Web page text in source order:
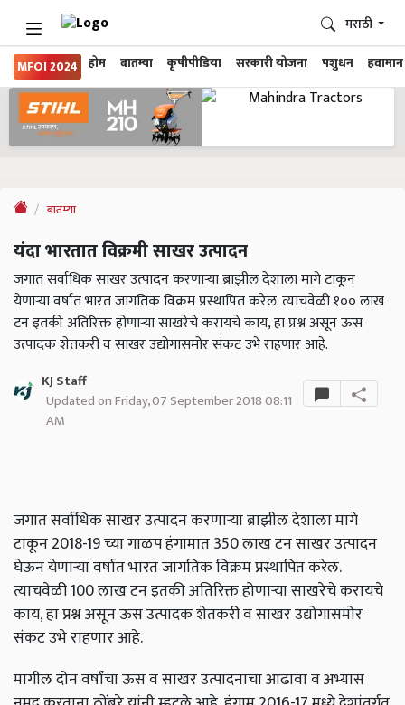
MFOI 2024 होम बातम्या कृषीपीडिया सरकारी योजना पशुधन हवामान
मराठी
बातम्या
यंदा भारतात विक्रमी साखर उत्पादन
जगात सर्वाधिक साखर उत्पादन करणाऱ्या ब्राझील देशाला मागे टाकून
येणाऱ्या वर्षात भारत जागतिक विक्रम प्रस्थापित करेल. त्याचवेळी १०० लाख
टन इतकी अतिरिक्त होणाऱ्या साखरेचे करायचे काय, हा प्रश्न असून ऊस
उत्पादक शेतकरी व साखर उद्योगासमोर संकट उभे राहणार आहे.
KJ Staff
Updated on Friday, 07 September 2018 08:11
AM
जगात सर्वाधिक साखर उत्पादन करणाऱ्या ब्राझील देशाला मागे
टाकून 2018-19 च्या गाळप हंगामात 350 लाख टन साखर उत्पादन
घेऊन येणाऱ्या वर्षात भारत जागतिक विक्रम प्रस्थापित करेल.
त्याचवेळी 100 लाख टन इतकी अतिरिक्त होणाऱ्या साखरेचे करायचे
काय, हा प्रश्न असून ऊस उत्पादक शेतकरी व साखर उद्योगासमोर
संकट उभे राहणार आहे.
मागील दोन वर्षांचा ऊस व साखर उत्पादनाचा आढावा व अभ्यास